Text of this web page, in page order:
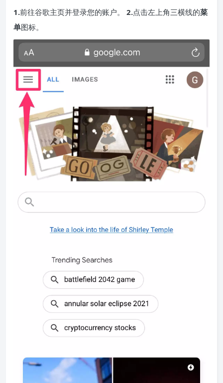
1.前往谷歌主页并登录您的账户。 2.点击左上角三横线的菜
单图标。